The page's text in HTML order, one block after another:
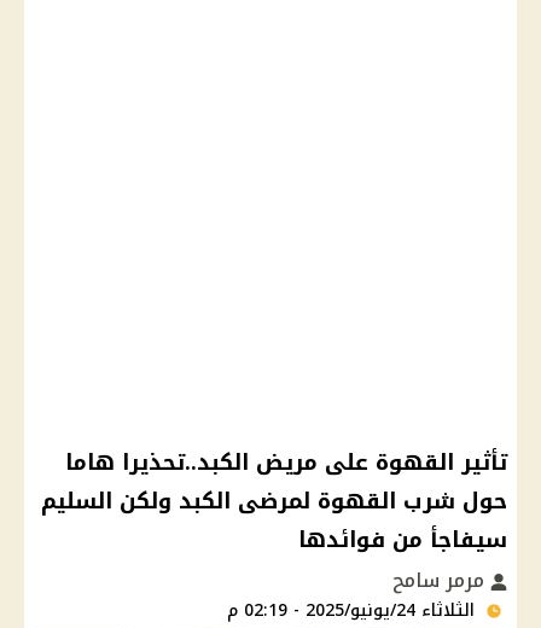
تأثير القهوة على مريض الكبد..تحذيرا هاما
حول شرب القهوة لمرضى الكبد ولكن السليم
سيفاجأ من فوائدها
مرمر سامح
الثلاثاء 24/يونيو/2025 - 02:19 م